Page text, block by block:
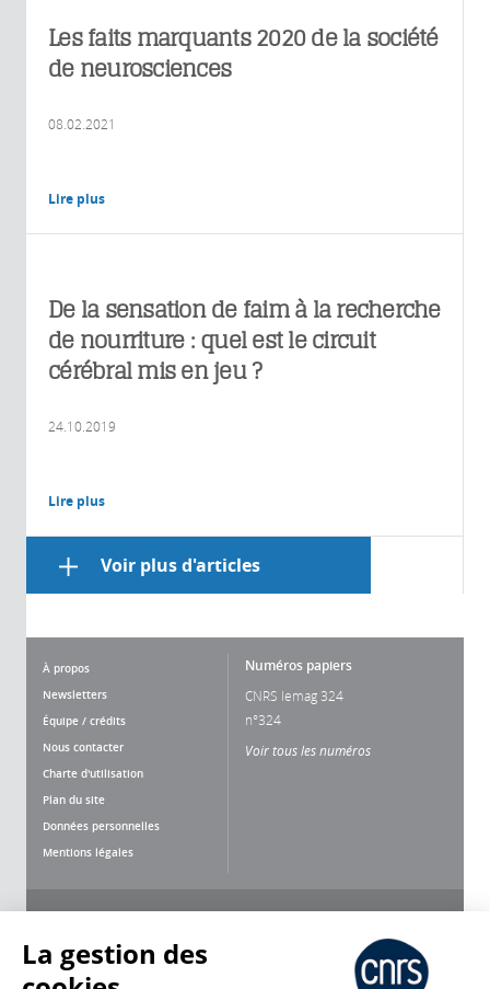
Les faits marquants 2020 de la société
de neurosciences
08.02.2021
Lire plus
De la sensation de faim à la recherche
de nourriture : quel est le circuit
cérébral mis en jeu ?
24.10.2019
Lire plus
Voir plus d'articles
À propos
Newsletters
Équipe / crédits
Nous contacter
Charte d'utilisation
Plan du site
Données personnelles
Mentions légales
Numéros papiers
CNRS lemag 324
n°324
Voir tous les numéros
La gestion des